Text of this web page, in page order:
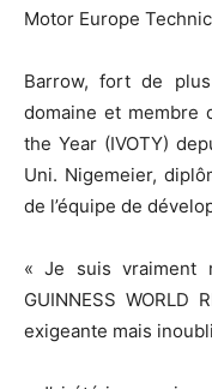
Motor Europe
Barrow, fort de
domaine et membre
the Year (IVOTY)
Uni. Nigemeier,
de l’équipe de
« Je suis vraiment
GUINNESS WORLD
exigeante mais